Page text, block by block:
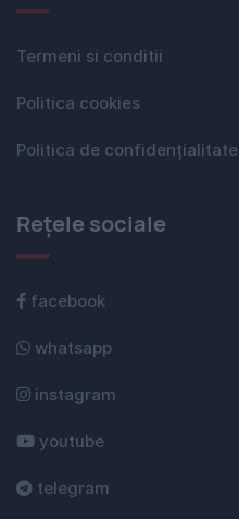
Termeni si conditii
Politica cookies
Politica de confidențialitate
Rețele sociale
facebook
whatsapp
instagram
youtube
telegram